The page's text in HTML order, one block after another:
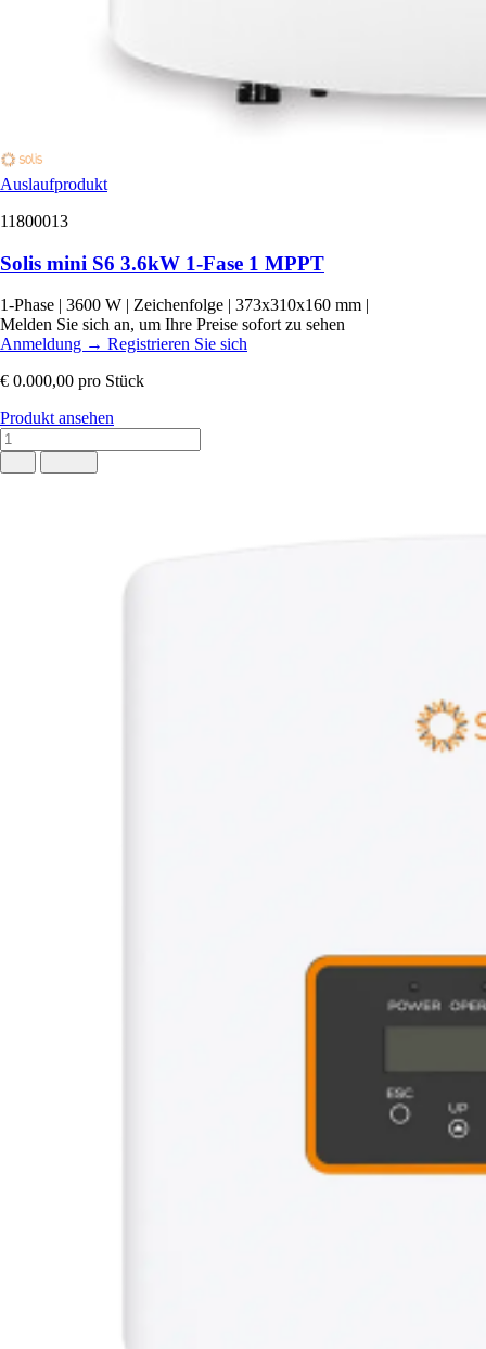
Auslaufprodukt
11800013
Solis mini S6 3.6kW 1-Fase 1 MPPT
1-Phase | 3600 W | Zeichenfolge | 373x310x160 mm |
Melden Sie sich an, um Ihre Preise sofort zu sehen
Anmeldung → Registrieren Sie sich
€ 0.000,00 pro Stück
Produkt ansehen